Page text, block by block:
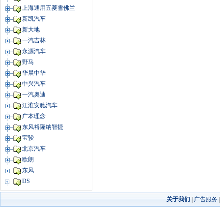
上海通用五菱雪佛兰
新凯汽车
新大地
一汽吉林
永源汽车
野马
华晨中华
中兴汽车
一汽奥迪
江淮安驰汽车
广本理念
东风裕隆纳智捷
宝骏
北京汽车
欧朗
东风
DS
关于我们 广告服务